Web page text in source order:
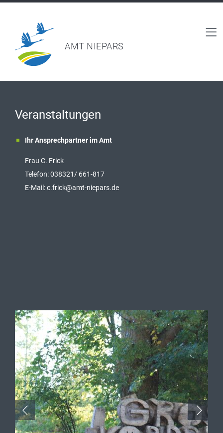
AMT NIEPARS
Veranstaltungen
Ihr Ansprechpartner im Amt
Frau C. Frick
Telefon: 038321/ 661-817
E-Mail:c.frick@amt-niepars.de